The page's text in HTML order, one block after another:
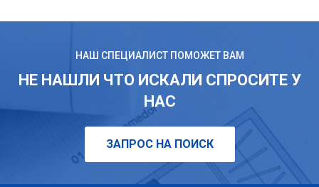
НАШ СПЕЦИАЛИСТ ПОМОЖЕТ ВАМ
НЕ НАШЛИ ЧТО ИСКАЛИ СПРОСИТЕ У
НАС
ЗАПРОС НА ПОИСК